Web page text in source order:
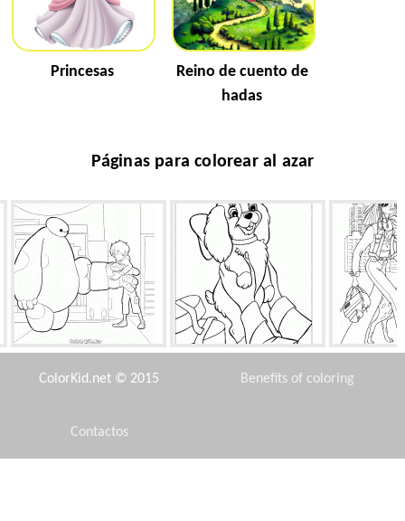
Princesas
Reino de cuento de
hadas
Páginas para colorear al azar
Hiro y Baymax Perrito de la Navidad Chica
ColorKid.net © 2015 Benefits of coloring
Contactos